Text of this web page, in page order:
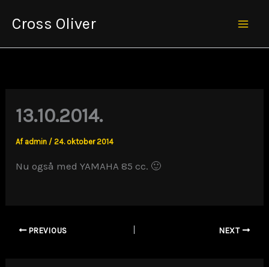
Cross Oliver
13.10.2014.
Af admin /24. oktober 2014
Nu også med YAMAHA 85 cc. 🙂
PREVIOUS NEXT